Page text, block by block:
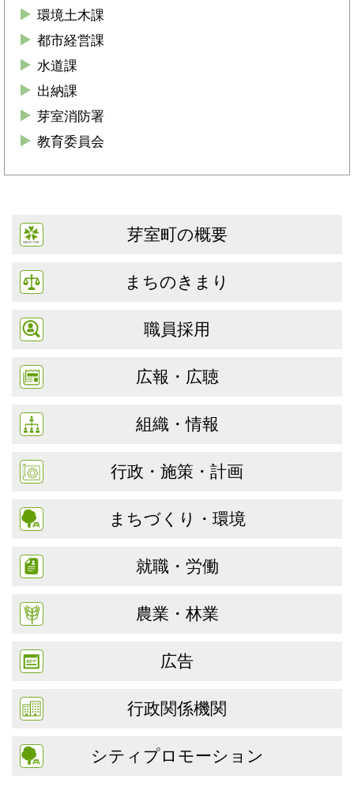
環境土木課
都市経営課
水道課
出納課
芽室消防署
教育委員会
芽室町の概要
まちのきまり
職員採用
広報・広聴
組織・情報
行政・施策・計画
まちづくり・環境
就職・労働
農業・林業
広告
行政関係機関
シティプロモーション